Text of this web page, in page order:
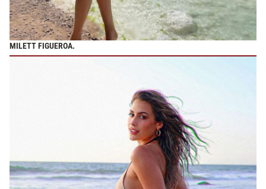
MILETT FIGUEROA.